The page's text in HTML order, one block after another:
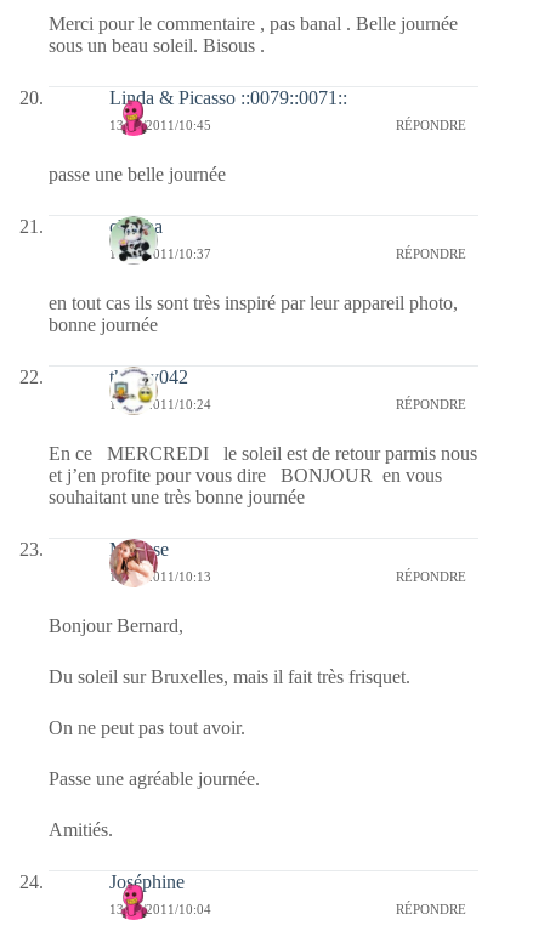
Merci pour le commentaire , pas banal . Belle journée
sous un beau soleil. Bisous .
Linda & Picasso ::0079::0071::
13/04/2011/10:45 RÉPONDRE
passe une belle journée
chacha
13/04/2011/10:37 RÉPONDRE
en tout cas ils sont très inspiré par leur appareil photo,
bonne journée
thierry042
13/04/2011/10:24 RÉPONDRE
En ce MERCREDI le soleil est de retour parmis nous
et j’en profite pour vous dire BONJOUR en vous
souhaitant une très bonne journée
Mousse
13/04/2011/10:13 RÉPONDRE
Bonjour Bernard,
Du soleil sur Bruxelles, mais il fait très frisquet.
On ne peut pas tout avoir.
Passe une agréable journée.
Amitiés.
Joséphine
13/04/2011/10:04 RÉPONDRE